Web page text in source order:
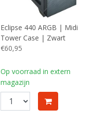
Eclipse 440 ARGB | Midi
Tower Case | Zwart
€60,95
Op voorraad in extern
magazijn